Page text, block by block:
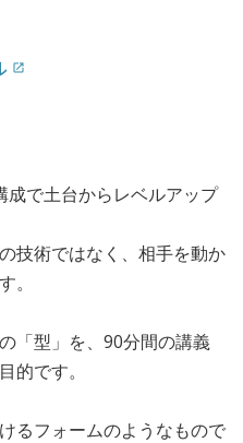
launch
で土台からレベルアップ
技術ではなく、相手を動か
。
「型」を、90分間の講義
的です。
るフォームのようなもので